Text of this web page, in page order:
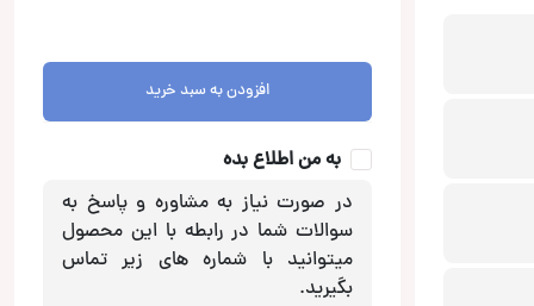
Blaupunkt
افزودن به سبد خرید
به من اطلاع بده
در صورت نیاز به مشاوره و پاسخ به
سوالات شما در رابطه با این محصول
میتوانید با شماره های زیر تماس
بگیرید.